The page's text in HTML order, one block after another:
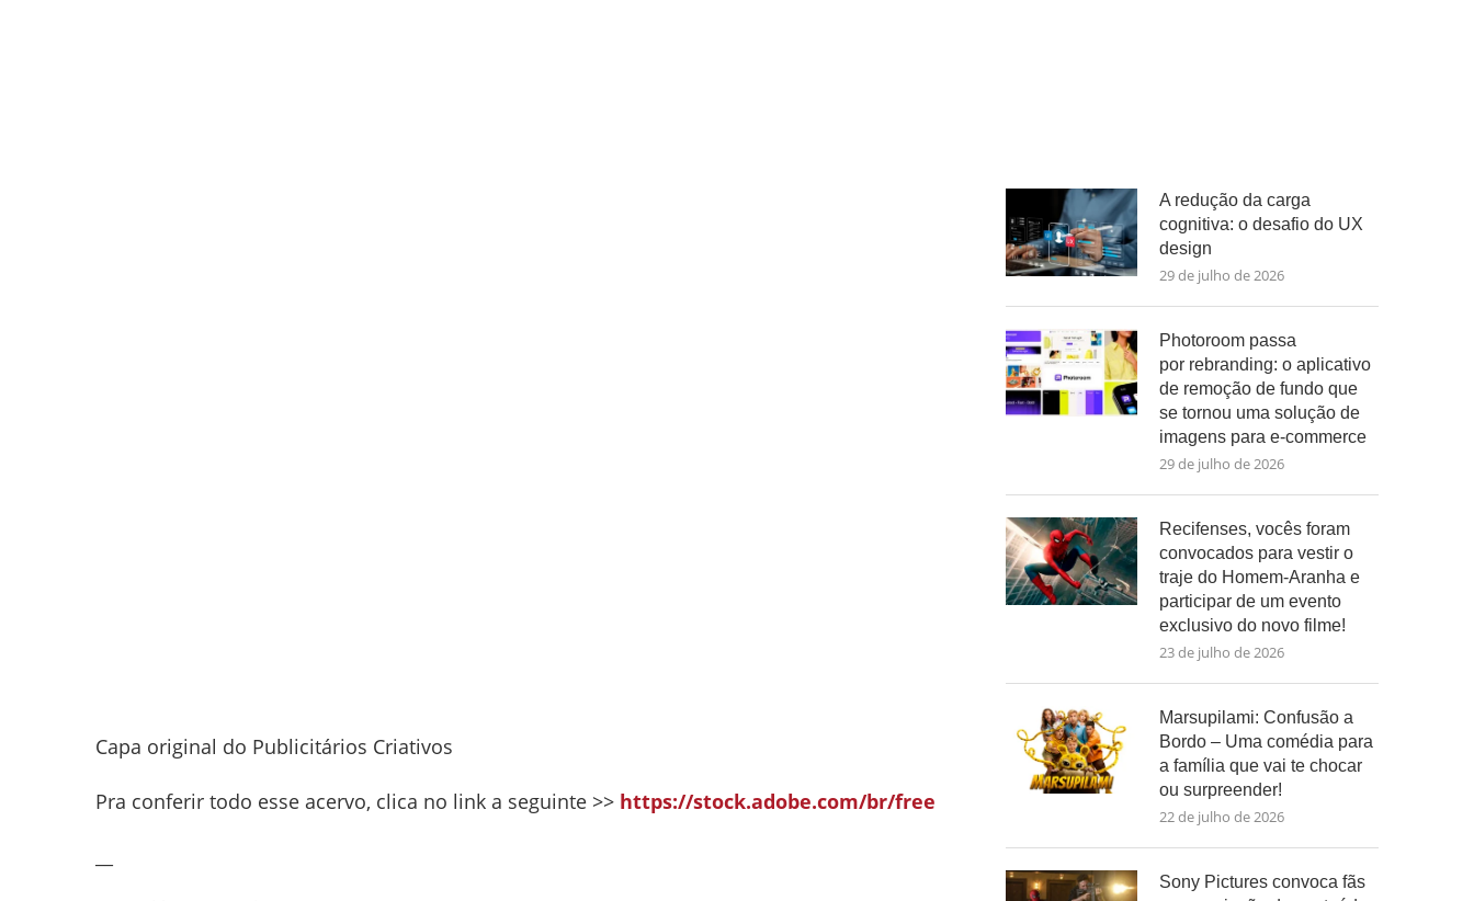
Capa original do Publicitários Criativos
Pra conferir todo esse acervo, clica no link a seguinte >> https://stock.adobe.com/br/free
A redução da carga
cognitiva: o desafio do UX
design
29 de julho de 2026
Photoroom passa
por rebranding: o aplicativo
de remoção de fundo que
se tornou uma solução de
imagens para e-commerce
29 de julho de 2026
Recifenses, vocês foram
convocados para vestir o
traje do Homem-Aranha e
participar de um evento
exclusivo do novo filme!
23 de julho de 2026
Marsupilami: Confusão a
Bordo – Uma comédia para
a família que vai te chocar
ou surpreender!
22 de julho de 2026
Sony Pictures convoca fãs